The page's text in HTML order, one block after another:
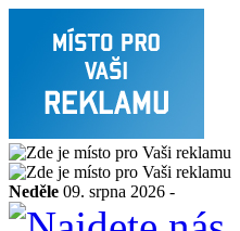
Neděle 09. srpna 2026 -